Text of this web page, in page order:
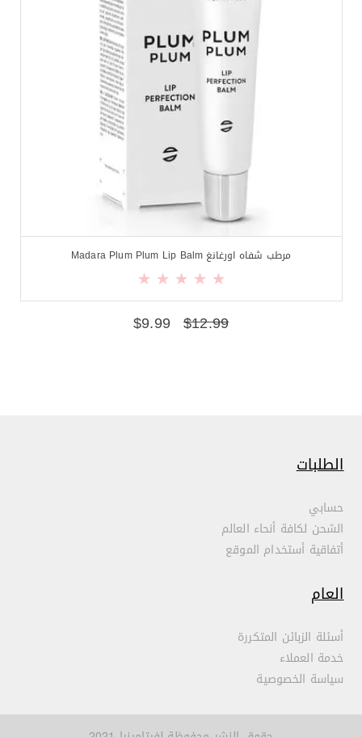
مرطب شفاه اورغانغ Madara Plum Plum Lip Balm
$12.99
$9.99
الطلبات
حسابي
الشحن لكافة أنحاء العالم
أتفاقية أستخدام الموقع
العام
أسئلة الزبائن المتكررة
خدمة العملاء
سياسة الخصوصية